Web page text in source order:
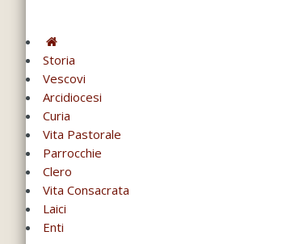
Storia
Vescovi
Arcidiocesi
Curia
Vita Pastorale
Parrocchie
Clero
Vita Consacrata
Laici
Enti